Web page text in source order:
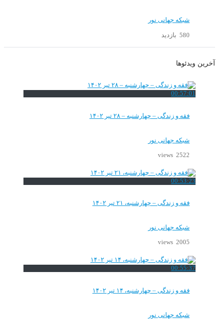
شبکه جهانی نور
580 بازدید
آخرین ویدئوها
00:57:01
فقه و زندگی – چهارشنبه – ۲۸ تیر ۱۴۰۲
شبکه جهانی نور
2522 views
00:53:23
فقه و زندگی – چهارشنبه، ۲۱ تیر ۱۴۰۲
شبکه جهانی نور
2005 views
00:55:37
فقه و زندگی – چهارشنبه، ۱۴ تیر ۱۴۰۲
شبکه جهانی نور